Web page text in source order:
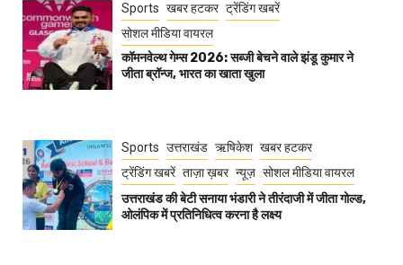
Sports खबर हटकर ट्रेंडिंग खबरें
सोशल मीडिया वायरल
कॉमनवेल्थ गेम्स 2026: सब्जी बेचने वाले झंडू कुमार ने
जीता ब्रॉन्ज, भारत का खाता खुला
Sports उत्तराखंड ऋषिकेश खबर हटकर
ट्रेंडिंग खबरें ताज़ा ख़बर न्यूज़ सोशल मीडिया वायरल
उत्तराखंड की बेटी सनाया भंडारी ने तीरंदाजी में जीता गोल्ड,
ओलंपिक में प्रतिनिधित्व करना है लक्ष्य